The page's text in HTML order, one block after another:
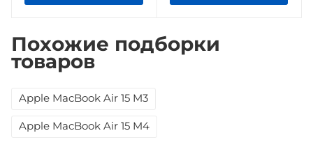
Похожие подборки
товаров
Apple MacBook Air 15 M3
Apple MacBook Air 15 M4